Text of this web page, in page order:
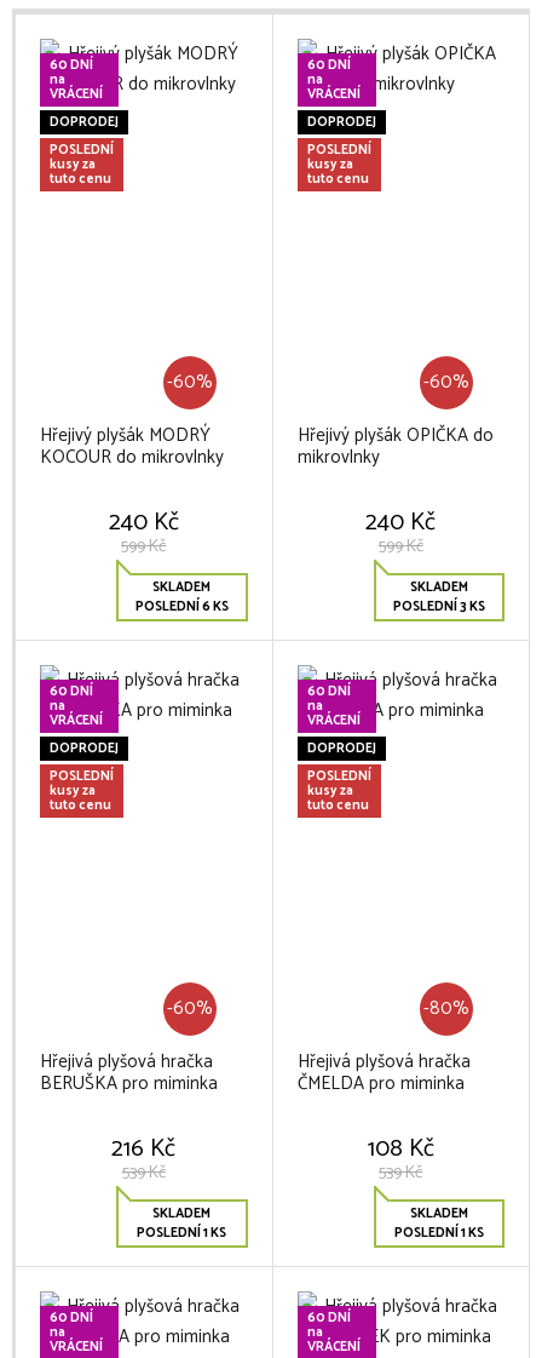
60 DNÍ
na
VRÁCENÍ
DOPRODEJ
POSLEDNÍ
kusy za
tuto cenu
-60%
Hřejivý plyšák MODRÝ
KOCOUR do mikrovlnky
240 Kč
599 Kč
SKLADEM
POSLEDNÍ 6 KS
60 DNÍ
na
VRÁCENÍ
DOPRODEJ
POSLEDNÍ
kusy za
tuto cenu
-60%
Hřejivý plyšák OPIČKA do
mikrovlnky
240 Kč
599 Kč
SKLADEM
POSLEDNÍ 3 KS
60 DNÍ
na
VRÁCENÍ
DOPRODEJ
POSLEDNÍ
kusy za
tuto cenu
-60%
Hřejivá plyšová hračka
BERUŠKA pro miminka
216 Kč
539 Kč
SKLADEM
POSLEDNÍ 1 KS
60 DNÍ
na
VRÁCENÍ
DOPRODEJ
POSLEDNÍ
kusy za
tuto cenu
-80%
Hřejivá plyšová hračka
ČMELDA pro miminka
108 Kč
539 Kč
SKLADEM
POSLEDNÍ 1 KS
60 DNÍ
na
VRÁCENÍ
60 DNÍ
na
VRÁCENÍ